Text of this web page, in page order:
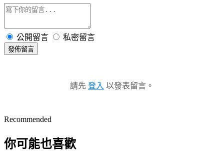
公開留言 私密留言
發佈留言
請先 登入 以發表留言。
Recommended
你可能也喜歡